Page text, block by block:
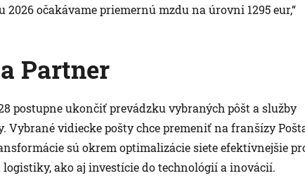
2026 očakávame priemernú mzdu na úrovni 1295 eur,“
Partner
postupne ukončiť prevádzku vybraných pôšt a služby
Vybrané vidiecke pošty chce premeniť na franšízy
sú okrem optimalizácie siete efektívnejšie
ako aj investície do technológií a inovácií.